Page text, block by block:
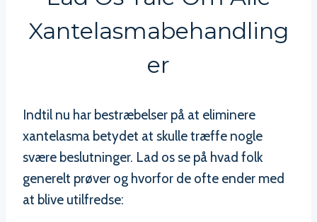
Xantelasmabehandling
Er
Indtil nu har bestræbelser på at eliminere
xantelasma betydet at skulle træffe nogle
svære beslutninger. Lad os se på hvad folk
generelt prøver og hvorfor de ofte ender med
at blive utilfredse: